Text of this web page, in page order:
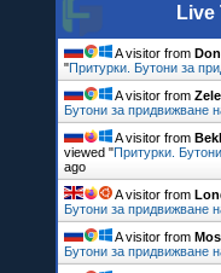
Live
A visitor from
"Притурки. Бутони за
A visitor from
Бутони за придвижване
A visitor from
viewed "Притурки.
ago
A visitor from
Бутони за придвижване
A visitor from
Бутони за придвижване